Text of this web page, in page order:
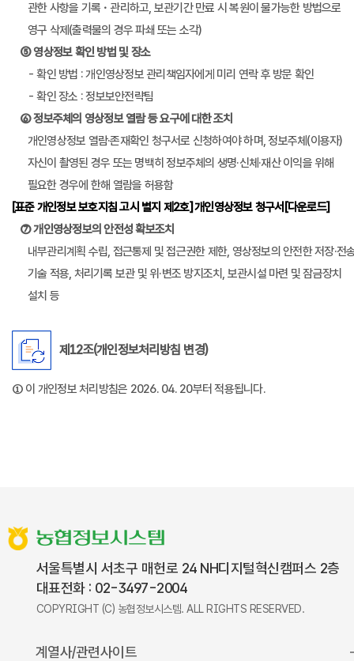
관한 사항을 기록・관리하고, 보관기간 만료 시 복원이 불가능한 방법으로
영구 삭제(출력물의 경우 파쇄 또는 소각)
⑤ 영상정보 확인 방법 및 장소
- 확인 방법 : 개인영상정보 관리책임자에게 미리 연락 후 방문 확인
- 확인 장소 : 정보보안전략팀
⑥ 정보주체의 영상정보 열람 등 요구에 대한 조치
개인영상정보 열람·존재확인 청구서로 신청하여야 하며, 정보주체(이용자)
자신이 촬영된 경우 또는 명백히 정보주체의 생명·신체·재산 이익을 위해
필요한 경우에 한해 열람을 허용함
[표준 개인정보 보호지침 고시 별지 제2호] 개인영상정보 청구서[다운로드]
⑦ 개인영상정보의 안전성 확보조치
내부관리계획 수립, 접근통제 및 접근권한 제한, 영상정보의 안전한 저장·전
기술 적용, 처리기록 보관 및 위·변조 방지조치, 보관시설 마련 및 잠금장치
설치 등
제12조(개인정보처리방침 변경)
① 이 개인정보 처리방침은 2026. 04. 20부터 적용됩니다.
농협정보시스템
서울특별시 서초구 매헌로 24 NH디지털혁신캠퍼스 2층
대표전화 : 02-3497-2004
COPYRIGHT (C) 농협정보시스템.ALL RIGHTS RESERVED.
계열사/관련사이트